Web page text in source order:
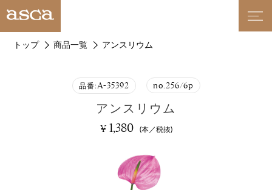
トップ 商品一覧 アンスリウム
品番:A-35392 no.256/6p
アンスリウム
¥ 1,380 (本／税抜)